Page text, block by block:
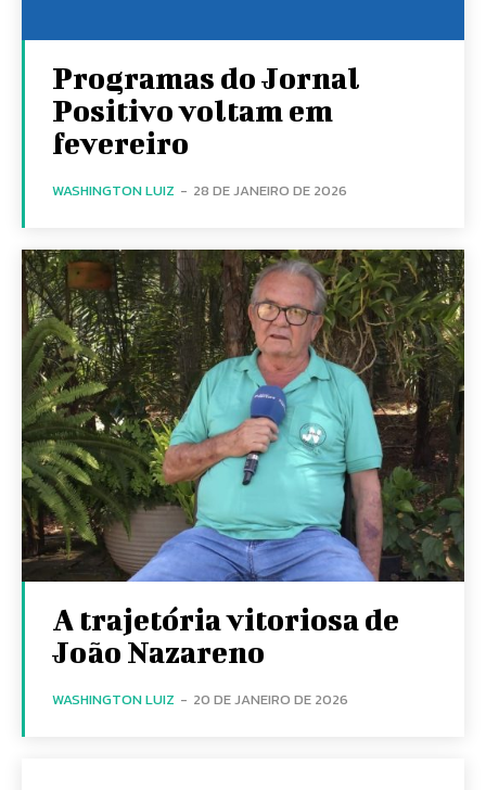
Programas do Jornal
Positivo voltam em
fevereiro
WASHINGTON LUIZ - 28 DE JANEIRO DE 2026
A trajetória vitoriosa de
João Nazareno
WASHINGTON LUIZ - 20 DE JANEIRO DE 2026